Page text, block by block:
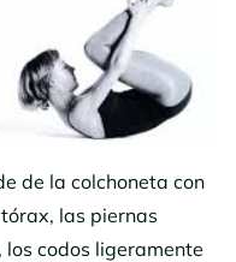
de la colchoneta con
las piernas
codos ligeramente